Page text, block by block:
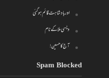
اور بادشاہت قائم ہو گئی
دیسی ملا کے نام
آج کا حسین!
Spam Blocked